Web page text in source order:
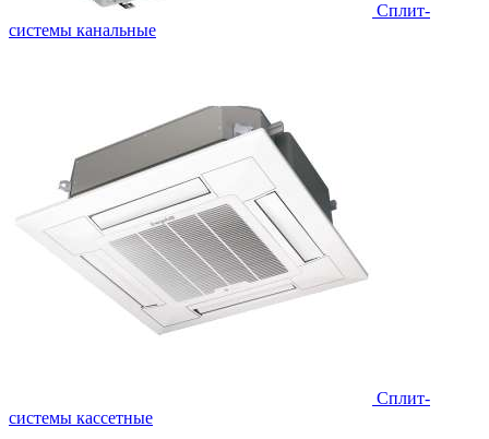
Сплит-
системы канальные
Сплит-
системы кассетные